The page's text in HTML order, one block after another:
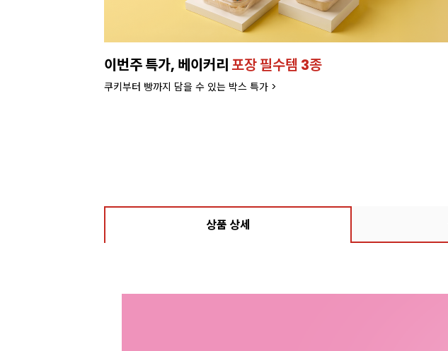
잘되는 카페의 선택!인기 음료 파우더
라떼부터 스무디까지! 한번에 모아서 보러가기>
상품 상세